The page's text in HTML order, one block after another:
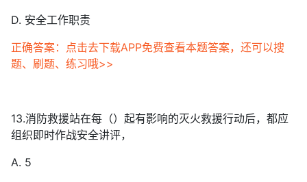
D. 安全工作职责
正确答案：点击去下载APP免费查看本题答案，还可以搜
题、刷题、练习哦>>
13.消防救援站在每（）起有影响的灭火救援行动后，都应
组织即时作战安全讲评，
A. 5